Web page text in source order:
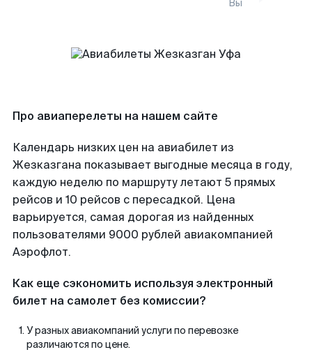
Вы
Про авиаперелеты на нашем сайте
Календарь низких цен на авиабилет из
Жезказгана показывает выгодные месяца в году,
каждую неделю по маршруту летают 5 прямых
рейсов и 10 рейсов с пересадкой. Цена
варьируется, самая дорогая из найденных
пользователями 9000 рублей авиакомпанией
Аэрофлот.
Как еще сэкономить используя электронный
билет на самолет без комиссии?
У разных авиакомпаний услуги по перевозке
различаются по цене.